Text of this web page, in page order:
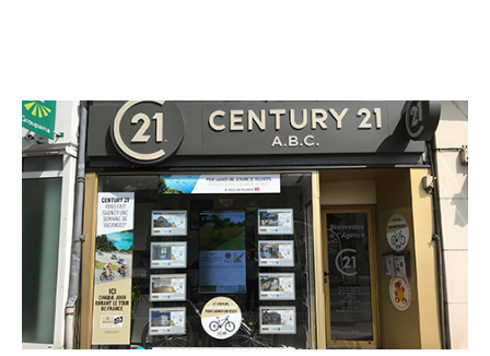
CENTURY 21 A.B.C.
8 boulevard Blossac
CHATELLERAULT - 86100
Envoyer un message
Téléphoner à l'agence